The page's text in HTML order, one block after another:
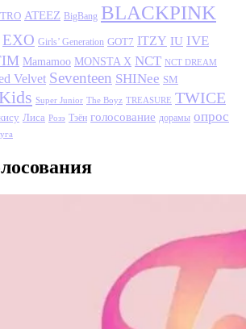
ATEEZ BigBang BLACKPINK
EXO Girls’ Generation GOT7 ITZY IU IVE
Mamamoo MONSTA X NCT NCT DREAM
Velvet Seventeen SHINee SM
Super Junior The Boyz TREASURE TWICE
Лиса Розэ Тэён голосование дорамы опрос